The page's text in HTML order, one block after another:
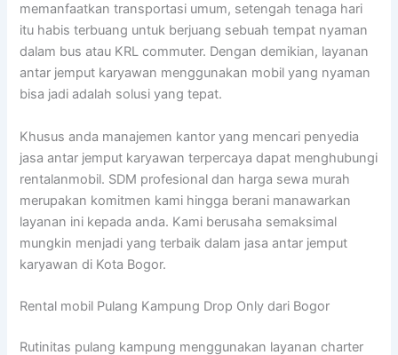
memanfaatkan transportasi umum, setengah tenaga hari
itu habis terbuang untuk berjuang sebuah tempat nyaman
dalam bus atau KRL commuter. Dengan demikian, layanan
antar jemput karyawan menggunakan mobil yang nyaman
bisa jadi adalah solusi yang tepat.
Khusus anda manajemen kantor yang mencari penyedia
jasa antar jemput karyawan terpercaya dapat menghubungi
rentalanmobil. SDM profesional dan harga sewa murah
merupakan komitmen kami hingga berani manawarkan
layanan ini kepada anda. Kami berusaha semaksimal
mungkin menjadi yang terbaik dalam jasa antar jemput
karyawan di Kota Bogor.
Rental mobil Pulang Kampung Drop Only dari Bogor
Rutinitas pulang kampung menggunakan layanan charter